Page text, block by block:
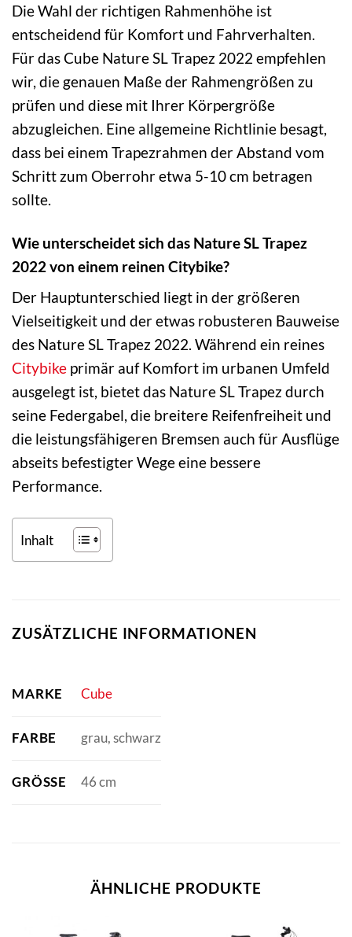
Die Wahl der richtigen Rahmenhöhe ist
entscheidend für Komfort und Fahrverhalten.
Für das Cube Nature SL Trapez 2022 empfehlen
wir, die genauen Maße der Rahmengrößen zu
prüfen und diese mit Ihrer Körpergröße
abzugleichen. Eine allgemeine Richtlinie besagt,
dass bei einem Trapezrahmen der Abstand vom
Schritt zum Oberrohr etwa 5-10 cm betragen
sollte.
Wie unterscheidet sich das Nature SL Trapez
2022 von einem reinen Citybike?
Der Hauptunterschied liegt in der größeren
Vielseitigkeit und der etwas robusteren Bauweise
des Nature SL Trapez 2022. Während ein reines
Citybike primär auf Komfort im urbanen Umfeld
ausgelegt ist, bietet das Nature SL Trapez durch
seine Federgabel, die breitere Reifenfreiheit und
die leistungsfähigeren Bremsen auch für Ausflüge
abseits befestigter Wege eine bessere
Performance.
Inhalt
ZUSÄTZLICHE INFORMATIONEN
MARKE Cube
FARBE grau, schwarz
GRÖSSE 46 cm
ÄHNLICHE PRODUKTE